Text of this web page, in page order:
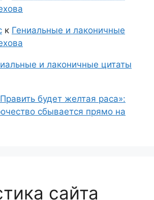
к Гениальные и лаконичные
и лаконичные цитаты
будет желтая раса»:
сбывается прямо на
сайта